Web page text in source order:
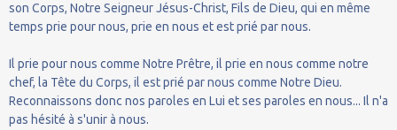
son Corps, Notre Seigneur Jésus-Christ, Fils de Dieu, qui en même
temps prie pour nous, prie en nous et est prié par nous.
Il prie pour nous comme Notre Prêtre, il prie en nous comme notre
chef, la Tête du Corps, il est prié par nous comme Notre Dieu.
Reconnaissons donc nos paroles en Lui et ses paroles en nous... Il n'a
pas hésité à s'unir à nous.